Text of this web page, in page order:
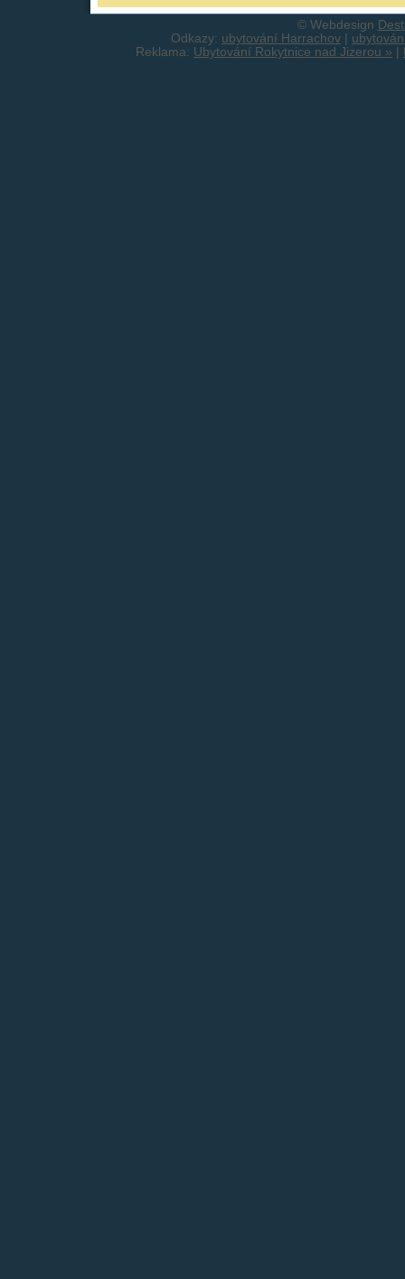
© Webdesign
Odkazy: ubytování Harrachov
Reklama: Ubytování Rokytnice nad Jizerou »